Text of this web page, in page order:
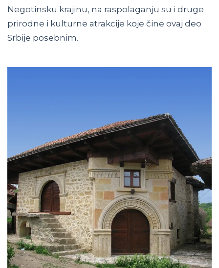
Negotinsku krajinu, na raspolaganju su i druge
prirodne i kulturne atrakcije koje čine ovaj deo
Srbije posebnim.